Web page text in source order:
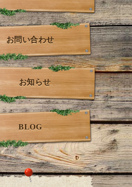
お問い合わせ
お知らせ
BLOG